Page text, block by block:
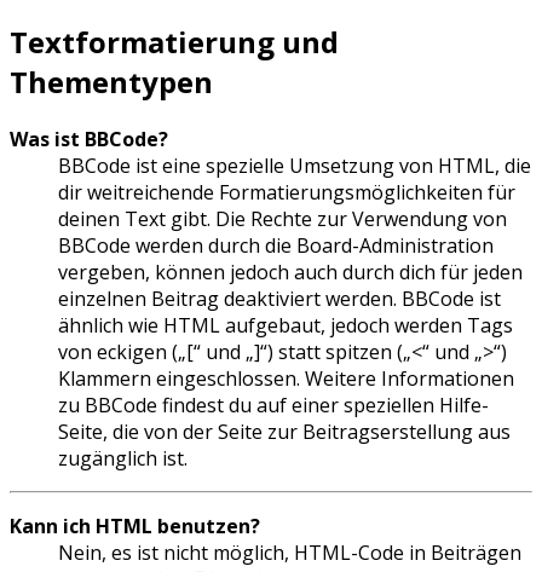
Textformatierung und
Thementypen
Was ist BBCode?
BBCode ist eine spezielle Umsetzung von HTML, die
dir weitreichende Formatierungsmöglichkeiten für
deinen Text gibt. Die Rechte zur Verwendung von
BBCode werden durch die Board-Administration
vergeben, können jedoch auch durch dich für jeden
einzelnen Beitrag deaktiviert werden. BBCode ist
ähnlich wie HTML aufgebaut, jedoch werden Tags
von eckigen („[“ und „]“) statt spitzen („<“ und „>“)
Klammern eingeschlossen. Weitere Informationen
zu BBCode findest du auf einer speziellen Hilfe-
Seite, die von der Seite zur Beitragserstellung aus
zugänglich ist.
Kann ich HTML benutzen?
Nein, es ist nicht möglich, HTML-Code in Beiträgen